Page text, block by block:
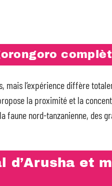
mais l’expérience diffère
la proximité et la
faune nord-tanzanienne, des
d’Arusha et